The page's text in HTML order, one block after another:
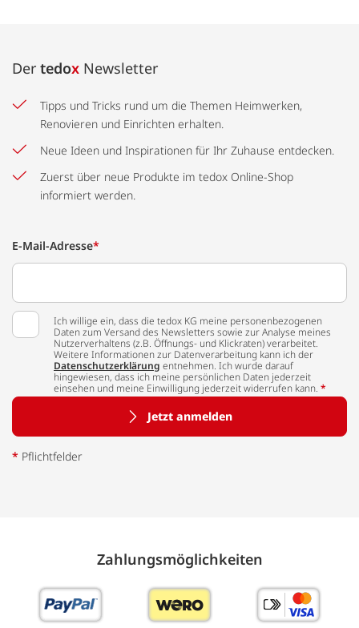
Der tedox Newsletter
Tipps und Tricks rund um die Themen Heimwerken,
Renovieren und Einrichten erhalten.
Neue Ideen und Inspirationen für Ihr Zuhause entdecken.
Zuerst über neue Produkte im tedox Online-Shop
informiert werden.
E-Mail-Adresse*
Ich willige ein, dass die tedox KG meine personenbezogenen
Daten zum Versand des Newsletters sowie zur Analyse meines
Nutzerverhaltens (z.B. Öffnungs- und Klickraten) verarbeitet.
Weitere Informationen zur Datenverarbeitung kann ich der
Datenschutzerklärung entnehmen. Ich wurde darauf
hingewiesen, dass ich meine persönlichen Daten jederzeit
einsehen und meine Einwilligung jederzeit widerrufen kann. *
Jetzt anmelden
* Pflichtfelder
Zahlungs­möglich­keiten